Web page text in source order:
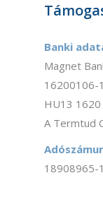
Banki
Magnet
16200106-
HU13
A Termtud
18908965-